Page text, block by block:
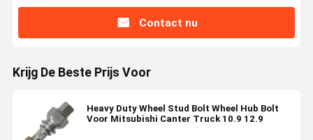
Contact nu
Krijg De Beste Prijs Voor
Heavy Duty Wheel Stud Bolt Wheel Hub Bolt
Voor Mitsubishi Canter Truck 10.9 12.9